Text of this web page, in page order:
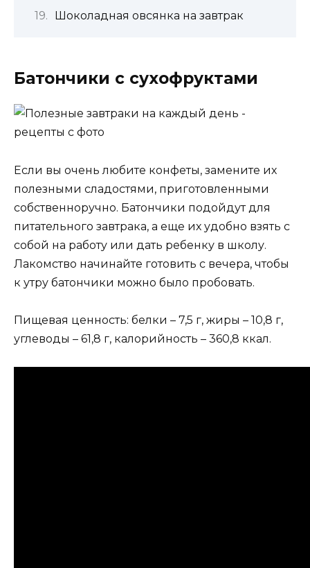
Шоколадная овсянка на завтрак
Батончики с сухофруктами
Если вы очень любите конфеты, замените их
полезными сладостями, приготовленными
собственноручно. Батончики подойдут для
питательного завтрака, а еще их удобно взять с
собой на работу или дать ребенку в школу.
Лакомство начинайте готовить с вечера, чтобы
к утру батончики можно было пробовать.
Пищевая ценность: белки – 7,5 г, жиры – 10,8 г,
углеводы – 61,8 г, калорийность – 360,8 ккал.